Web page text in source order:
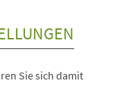
Sie sich damit